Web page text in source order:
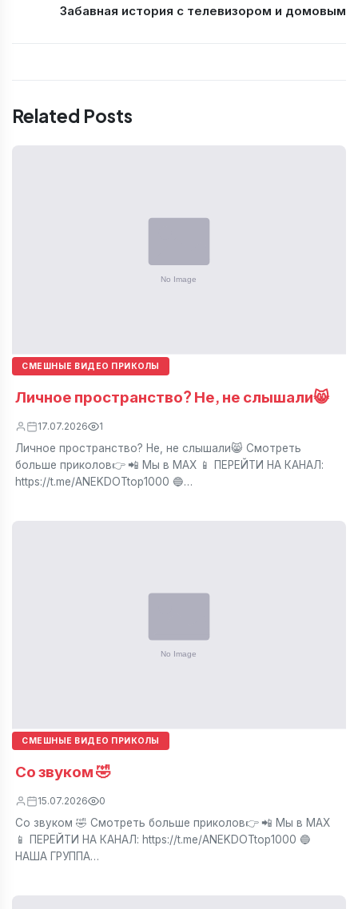
Забавная история с телевизором и домовым
Related Posts
СМЕШНЫЕ ВИДЕО ПРИКОЛЫ
Личное пространство? Не, не слышали😸
17.07.2026 1
Личное пространство? Не, не слышали😸 Смотреть
больше приколов👉 📲 Мы в МАХ 📱 ПЕРЕЙТИ НА КАНАЛ:
https://t.me/ANEKDOTtop1000 🔵…
СМЕШНЫЕ ВИДЕО ПРИКОЛЫ
Со звуком 🤣
15.07.2026 0
Со звуком 🤣 Смотреть больше приколов👉 📲 Мы в МАХ
📱 ПЕРЕЙТИ НА КАНАЛ: https://t.me/ANEKDOTtop1000 🔵
НАША ГРУППА…